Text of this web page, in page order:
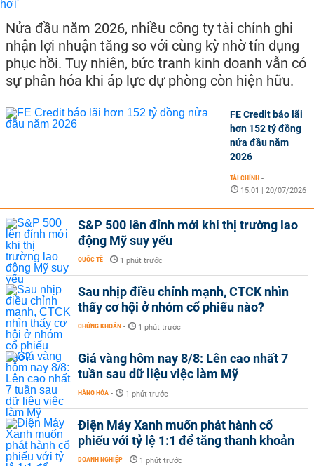
Nửa đầu năm 2026, nhiều công ty tài chính ghi
nhận lợi nhuận tăng so với cùng kỳ nhờ tín dụng
phục hồi. Tuy nhiên, bức tranh kinh doanh vẫn có
sự phân hóa khi áp lực dự phòng còn hiện hữu.
FE Credit báo lãi
hơn 152 tỷ đồng
nửa đầu năm
2026
TÀI CHÍNH -
15:01 | 20/07/2026
S&P 500 lên đỉnh mới khi thị trường lao
động Mỹ suy yếu
QUỐC TẾ - 1 phút trước
Sau nhịp điều chỉnh mạnh, CTCK nhìn
thấy cơ hội ở nhóm cổ phiếu nào?
CHỨNG KHOÁN - 1 phút trước
Giá vàng hôm nay 8/8: Lên cao nhất 7
tuần sau dữ liệu việc làm Mỹ
HÀNG HÓA - 1 phút trước
Điện Máy Xanh muốn phát hành cổ
phiếu với tỷ lệ 1:1 để tăng thanh khoản
DOANH NGHIỆP - 1 phút trước